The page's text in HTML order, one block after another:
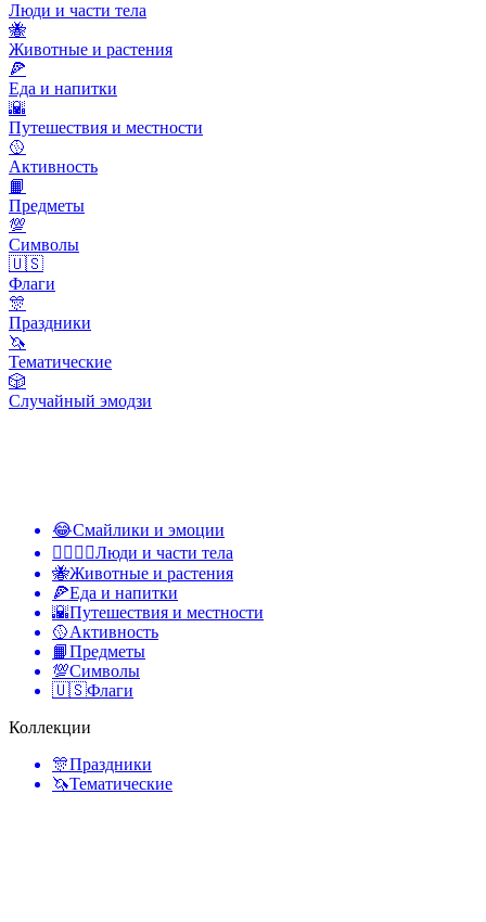
Люди и части тела
🐝
Животные и растения
🍕
Еда и напитки
🌇
Путешествия и местности
🥎
Активность
📙
Предметы
💯
Символы
🇺🇸
Флаги
🎊
Праздники
🦄
Тематические
🎲
Случайный эмодзи
😂Смайлики и эмоции
👩‍❤️‍💋‍👨Люди и части тела
🐝Животные и растения
🍕Еда и напитки
🌇Путешествия и местности
🥎Активность
📙Предметы
💯Символы
🇺🇸Флаги
Коллекции
🎊Праздники
🦄Тематические